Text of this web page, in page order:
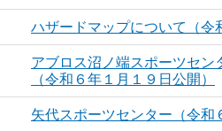
ハザードマップについて（令
アブロス沼ノ端スポーツセン
（令和６年１月１９日公開）
矢代スポーツセンター（令和